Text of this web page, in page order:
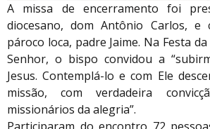
A missa de encerramento foi
diocesano, dom Antônio Carlos, e
pároco loca, padre Jaime. Na Festa
Senhor, o bispo convidou a
Jesus. Contemplá-lo e com Ele
missão, com verdadeira
missionários da alegria”.